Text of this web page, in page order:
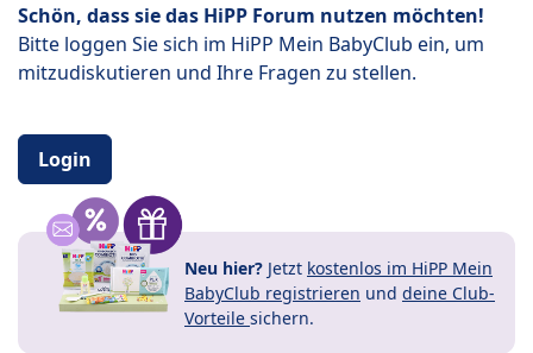
Schön, dass sie das HiPP Forum nutzen möchten!
Bitte loggen Sie sich im HiPP Mein BabyClub ein, um
mitzudiskutieren und Ihre Fragen zu stellen.
Login
Neu hier? Jetzt kostenlos im HiPP Mein
BabyClub registrieren und deine Club-
Vorteile sichern.